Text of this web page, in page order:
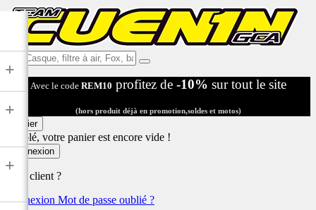
Ex:
Casque,
filtre
air,
Fox,
...
Avec le code REM10 profitez de -10% sur tout le site
(hors produit déjà en promotion,soldes et motos)
Panier
Désolé, votre panier est encore vide !
Connexion
Déjà client ?
Connexion Mot de passe oublié ?
+
+
+